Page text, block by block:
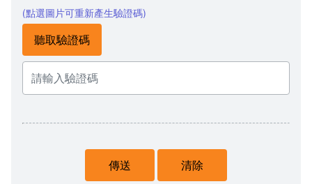
(點選圖片可重新產生驗證碼)
聽取驗證碼